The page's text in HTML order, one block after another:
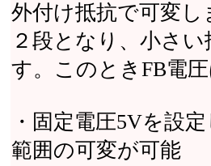
外付け抵抗で可変
２段となり、小さ
す。このときFB電
・固定電圧5Vを設
範囲の可変が可能